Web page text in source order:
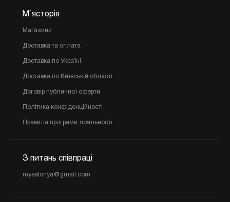
М`ясторія
Магазини
Доставка та оплата
Доставка по Україні
Доставка по Київській області
Договір публичної оферти
Політика конфіденційності
Правила програми лояльності
З питань співпраці
myastoriya@gmail.com